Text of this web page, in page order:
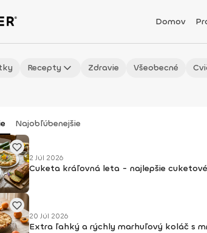
Domov
Recepty Zdravie Všeobecné
Najobľúbenejšie
2 Júl 2026
Cuketa kráľovná leta - najlepšie
20 Júl 2026
Extra ľahký a rýchly marhuľový koláč s